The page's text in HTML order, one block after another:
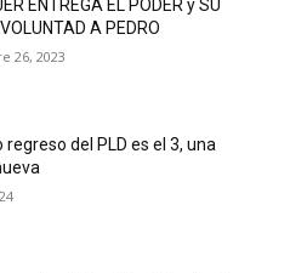
ENTREGA EL PODER y SU
A PEDRO
26, 2023
regreso del PLD es el 3, una